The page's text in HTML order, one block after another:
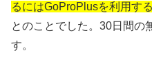
るにはGoProPlusを利用す
とのことでした。30日間の
す。